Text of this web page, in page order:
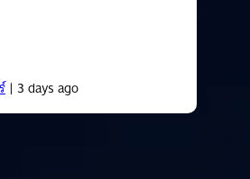
| 3 days ago